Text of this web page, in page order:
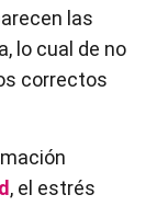
las
lo cual de no
correctos
, el estrés